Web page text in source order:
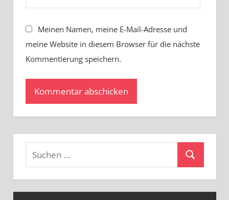
Meinen Namen, meine E-Mail-Adresse und
meine Website in diesem Browser für die nächste
Kommentierung speichern.
Suchen
Suchen